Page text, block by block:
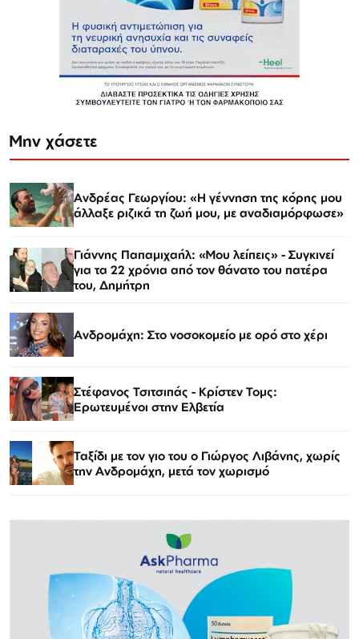
Μην χάσετε
Ανδρέας Γεωργίου: «Η γέννηση της κόρης μου
άλλαξε ριζικά τη ζωή μου, με αναδιαμόρφωσε»
Γιάννης Παπαμιχαήλ: «Μου λείπεις» - Συγκινεί
για τα 22 χρόνια από τον θάνατο του πατέρα
του, Δημήτρη
Ανδρομάχη: Στο νοσοκομείο με ορό στο χέρι
Στέφανος Τσιτσιπάς - Kρίστεν Τομς:
Ερωτευμένοι στην Ελβετία
Ταξίδι με τον γιο του ο Γιώργος Λιβάνης, χωρίς
την Ανδρομάχη, μετά τον χωρισμό